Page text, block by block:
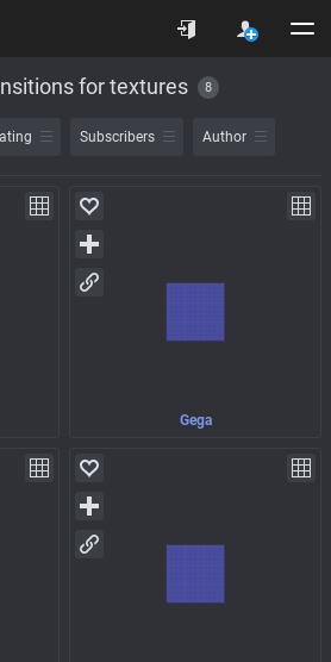
for textures 8
Subscribers Author
Gega